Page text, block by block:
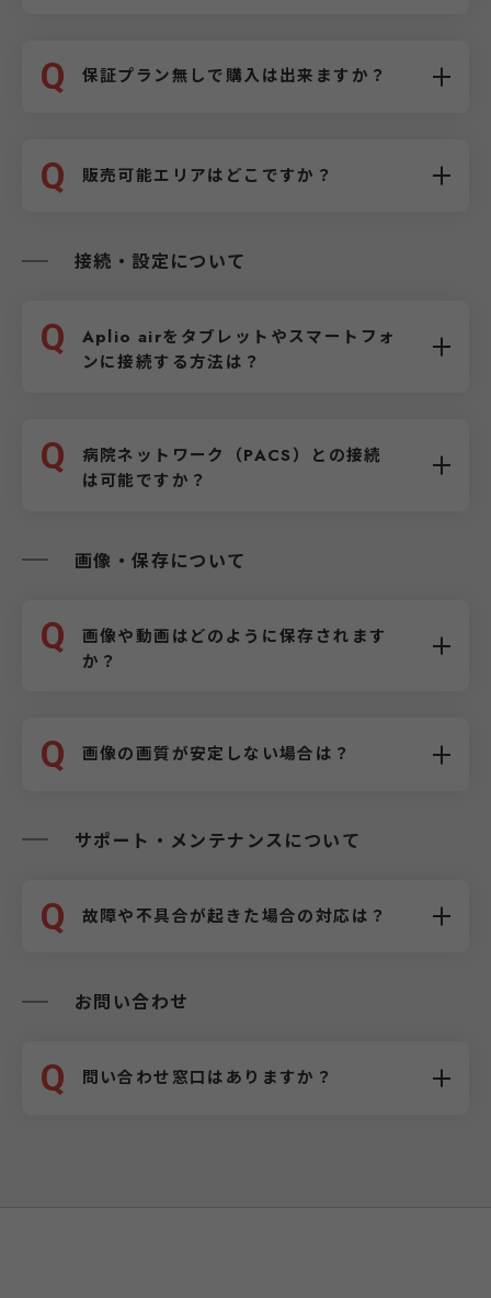
Q 保証プラン無しで購入は出来ますか？
Q 販売可能エリアはどこですか？
接続・設定について
Q
Aplio airをタブレットやスマートフォ
ンに接続する方法は？
Q
病院ネットワーク（PACS）との接続
は可能ですか？
画像・保存について
Q
画像や動画はどのように保存されます
か？
Q 画像の画質が安定しない場合は？
サポート・メンテナンスについて
Q 故障や不具合が起きた場合の対応は？
お問い合わせ
Q 問い合わせ窓口はありますか？